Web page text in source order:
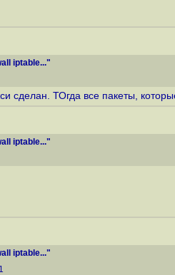
iptable..."
сделан. ТОгда все пакеты,
iptable..."
iptable..."